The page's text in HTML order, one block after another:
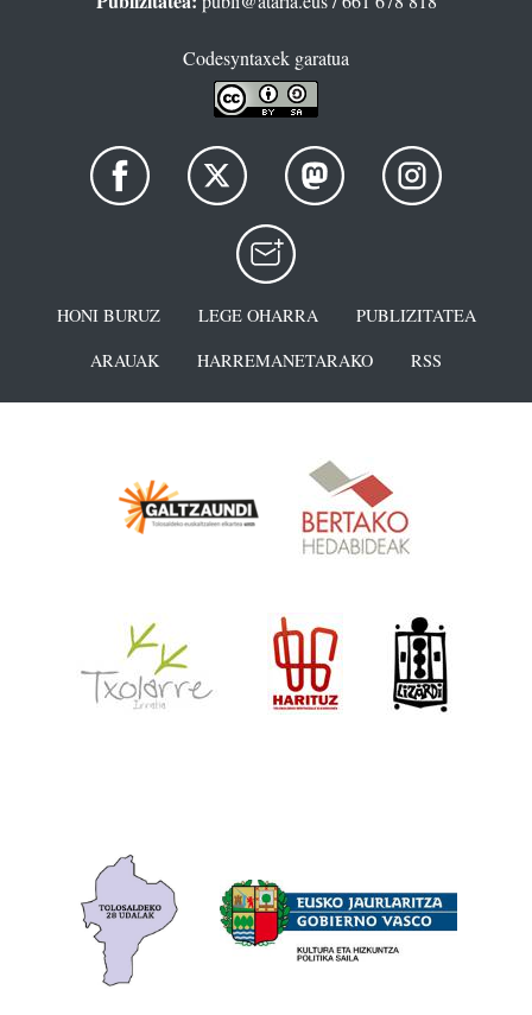
Codesyntaxek garatua
HONI BURUZ LEGE OHARRA
PUBLIZITATEA
ARAUAK
HARREMANETARAKO RSS